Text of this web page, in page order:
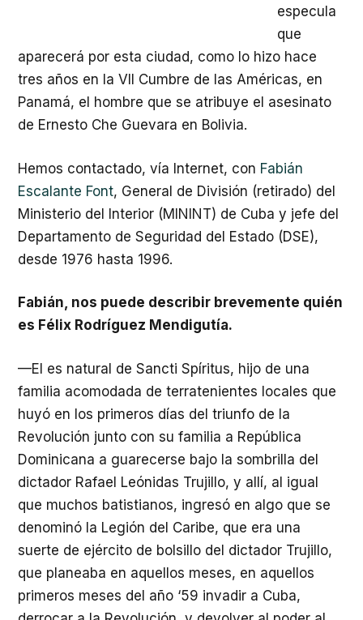
especula
que
aparecerá por esta ciudad, como lo hizo hace
tres años en la VII Cumbre de las Américas, en
Panamá, el hombre que se atribuye el asesinato
de Ernesto Che Guevara en Bolivia.
Hemos contactado, vía Internet, con Fabián
Escalante Font, General de División (retirado) del
Ministerio del Interior (MININT) de Cuba y jefe del
Departamento de Seguridad del Estado (DSE),
desde 1976 hasta 1996.
Fabián, nos puede describir brevemente quién
es Félix Rodríguez Mendigutía.
—El es natural de Sancti Spíritus, hijo de una
familia acomodada de terratenientes locales que
huyó en los primeros días del triunfo de la
Revolución junto con su familia a República
Dominicana a guarecerse bajo la sombrilla del
dictador Rafael Leónidas Trujillo, y allí, al igual
que muchos batistianos, ingresó en algo que se
denominó la Legión del Caribe, que era una
suerte de ejército de bolsillo del dictador Trujillo,
que planeaba en aquellos meses, en aquellos
primeros meses del año ‘59 invadir a Cuba,